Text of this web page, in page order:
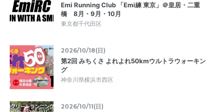
Emi Running Club 「Emi練 東京」＠皇居・二重
橋 8月・9月・10月
東京都千代田区
2026/10/18(日)
第2回 みちくさ よれよれ50kmウルトラウォーキン
グ
神奈川県横浜市西区
2026/10/11(日)